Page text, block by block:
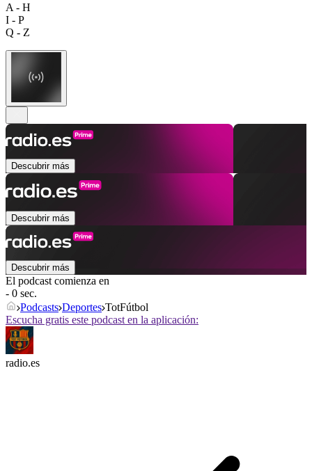
A - H
I - P
Q - Z
Descubrir más
Descubrir más
Descubrir más
El podcast comienza en
- 0 sec.
Podcasts Deportes TotFútbol
Escucha gratis este podcast en la aplicación:
radio.es